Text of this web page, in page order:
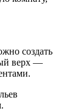
создать
верх —